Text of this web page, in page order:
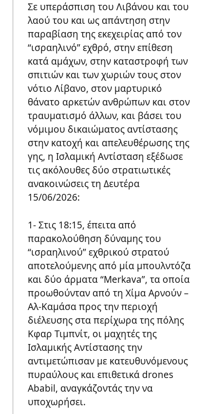
Σε υπεράσπιση του Λιβάνου και του
λαού του και ως απάντηση στην
παραβίαση της εκεχειρίας από τον
“ισραηλινό” εχθρό, στην επίθεση
κατά αμάχων, στην καταστροφή των
σπιτιών και των χωριών τους στον
νότιο Λίβανο, στον μαρτυρικό
θάνατο αρκετών ανθρώπων και στον
τραυματισμό άλλων, και βάσει του
νόμιμου δικαιώματος αντίστασης
στην κατοχή και απελευθέρωσης της
γης, η Ισλαμική Αντίσταση εξέδωσε
τις ακόλουθες δύο στρατιωτικές
ανακοινώσεις τη Δευτέρα
15/06/2026:
1- Στις 18:15, έπειτα από
παρακολούθηση δύναμης του
“ισραηλινού” εχθρικού στρατού
αποτελούμενης από μία μπουλντόζα
και δύο άρματα “Merkava”, τα οποία
προωθούνταν από τη Χίμα Αρνούν –
Αλ-Καμάσα προς την περιοχή
διέλευσης στα περίχωρα της πόλης
Κφαρ Τιμπνίτ, οι μαχητές της
Ισλαμικής Αντίστασης την
αντιμετώπισαν με κατευθυνόμενους
πυραύλους και επιθετικά drones
Ababil, αναγκάζοντάς την να
υποχωρήσει.